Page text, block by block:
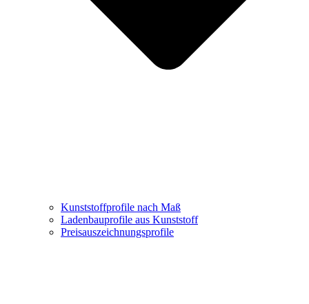
Kunststoffprofile nach Maß
Ladenbauprofile aus Kunststoff
Preisauszeichnungsprofile